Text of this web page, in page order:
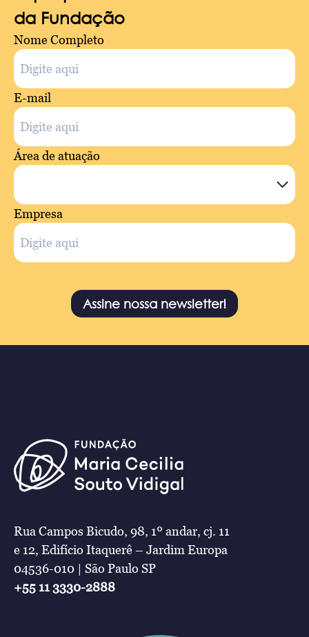
da Fundação
Nome Completo
E-mail
Área de atuação
Empresa
Assine nossa newsletter!
Rua Campos Bicudo, 98, 1º andar, cj. 11
e 12, Edifício Itaquerê – Jardim Europa
04536-010 | São Paulo SP
+55 11 3330-2888